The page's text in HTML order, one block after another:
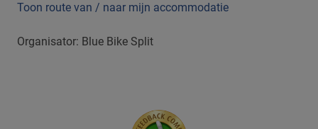
Toon route van / naar mijn accommodatie
Organisator: Blue Bike Split